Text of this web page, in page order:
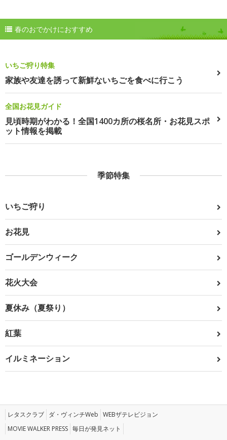
春のおでかけにおすすめ
いちご狩り特集
家族や友達を誘って新鮮ないちごを食べに行こう
全国お花見ガイド
見頃時期がわかる！全国1400カ所の桜名所・お花見スポ
ット情報を掲載
季節特集
いちご狩り
お花見
ゴールデンウィーク
花火大会
夏休み（夏祭り）
紅葉
イルミネーション
レタスクラブ ダ・ヴィンチWeb WEBザテレビジョン
MOVIE WALKER PRESS 毎日が発見ネット